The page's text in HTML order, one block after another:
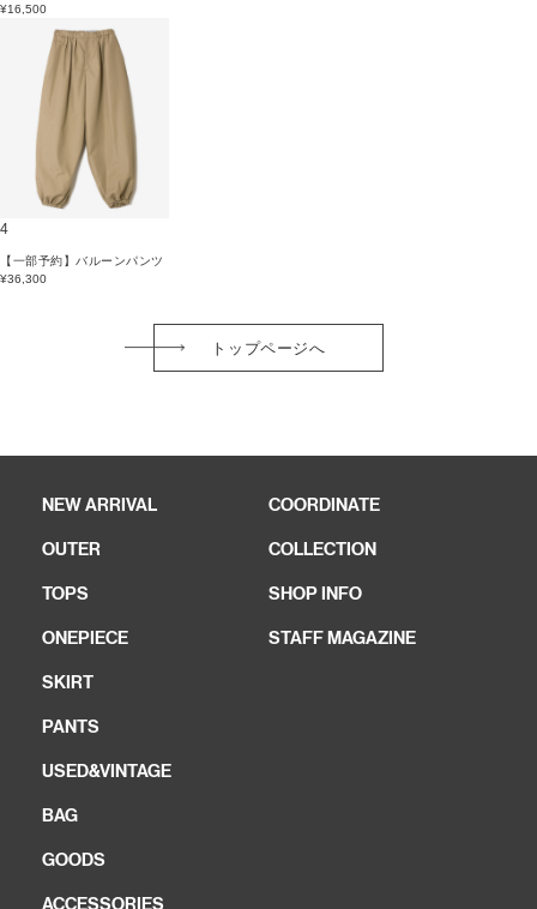
¥16,500
4
【一部予約】バルーンパンツ
¥36,300
トップページへ
NEW ARRIVAL
OUTER
TOPS
ONEPIECE
SKIRT
PANTS
USED&VINTAGE
BAG
GOODS
ACCESSORIES
COORDINATE
COLLECTION
SHOP INFO
STAFF MAGAZINE